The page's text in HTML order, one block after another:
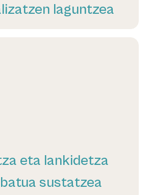
laguntzea
eta lankidetza
sustatzea